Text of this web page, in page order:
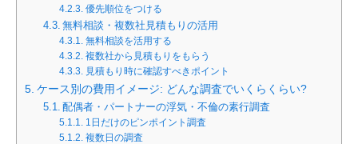
優先順位をつける
無料相談・複数社見積もりの活用
無料相談を活用する
複数社から見積もりをもらう
見積もり時に確認すべきポイント
ケース別の費用イメージ: どんな調査でいくらくらい?
配偶者・パートナーの浮気・不倫の素行調査
1日だけのピンポイント調査
複数日の調査